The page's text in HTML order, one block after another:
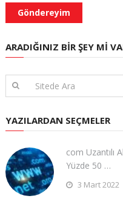
ARADIĞINIZ BIR ŞEY MI
YAZILARDAN SEÇMELER
com Uzantılı
Yüzde 50 …
3 Mart 2022